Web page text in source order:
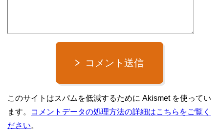
コメント送信
このサイトはスパムを低減するために Akismet を使ってい
ます。
コメントデータの処理方法の詳細はこちらをご覧く
ださい。